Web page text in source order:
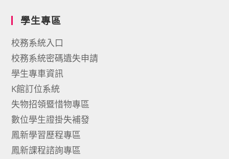
學生專區
校務系統入口
校務系統密碼遺失申請
學生專車資訊
K館訂位系統
失物招領暨惜物專區
數位學生證掛失補發
鳳新學習歷程專區
鳳新課程諮詢專區